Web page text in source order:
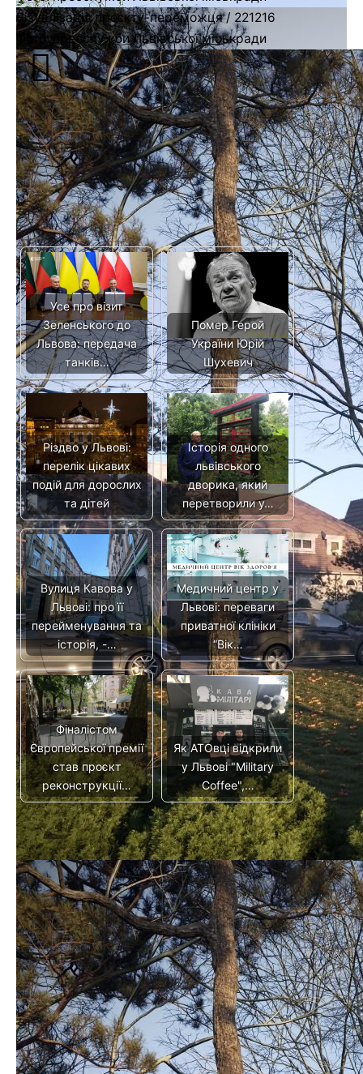
Візуалізація проєкту-переможця / 221216
Фото: пресслужби Львівської міськради
Читайте також: Козицький повідомив, яка
ситуація у Львові та області станом на 5 січня
Фото на головній: пресслужби Львівської міськради
[ad_2]
Источник:032.ua
Читайте також
Усе про візит
Зеленського до
Львова: передача
танків…
Помер Герой
України Юрій
Шухевич
Різдво у Львові:
перелік цікавих
подій для дорослих
та дітей
Історія одного
львівського
дворика, який
перетворили у…
Вулиця Кавова у
Львові: про її
перейменування та
історія, -…
Медичний центр у
Львові: переваги
приватної клініки
“Вік…
Фіналістом
Європейської премії
став проєкт
реконструкції…
Як АТОвці відкрили
у Львові "Military
Coffee",…
Скеледром, футбольне поле
та тренажери: у Львові
відкрили новий спортивний
простір
Предыдущая запись
Різдво у Львові: перелік
цікавих подій для дорослих
та дітей
Следующая запись